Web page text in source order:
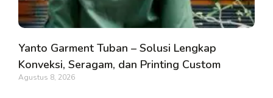
Yanto Garment Tuban – Solusi Lengkap
Konveksi, Seragam, dan Printing Custom
Agustus 8, 2026